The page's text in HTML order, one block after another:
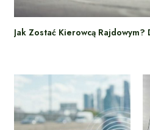
Jak Zostać Kierowcą